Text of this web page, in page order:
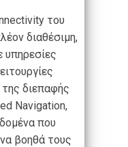
του
διαθέσιμη,
διεπαφής
Navigation,
που
βοηθά τους